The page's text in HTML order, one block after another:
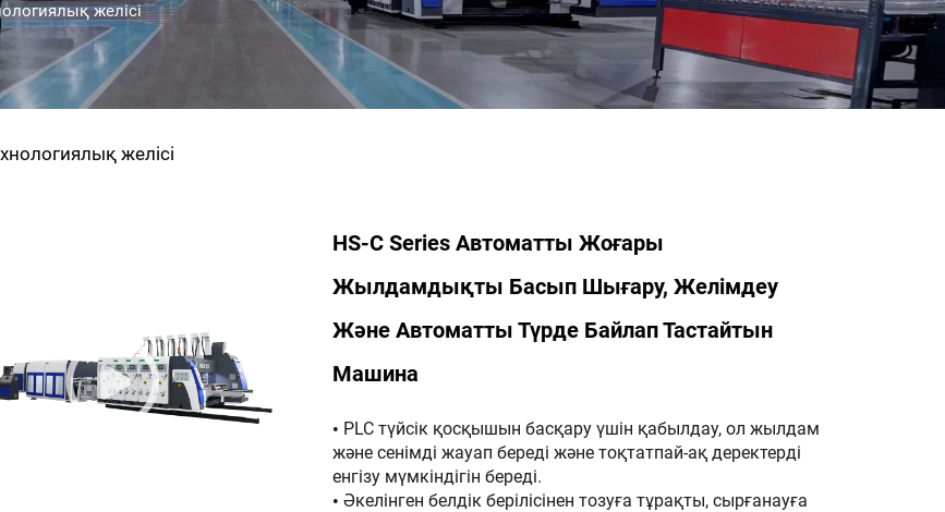
желісі
желісі
HS-C Series Автоматты Жоғары
Жылдамдықты Басып Шығару, Желімдеу
Және Автоматты Түрде Байлап Тастайтын
Машина
• PLC түйсік қосқышын басқару үшін қабылдау, ол жылдам
және сенімді жауап береді және тоқтатпай-ақ деректерді
енгізу мүмкіндігін береді.
• Әкелінген белдік берілісінен тозуға тұрақты, сырғанауға